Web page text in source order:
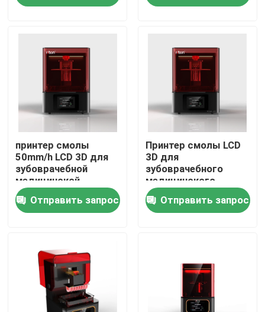
Продукция
О Компании
Наша фабрика
контроль качества
контактные данные
Новости
Принтер металла 3D лазера
Зубоврачебный принтер металла 3D
принтер смолы
50mm/h LCD 3D для
зубоврачебной
медицинской
автоматической
точности Leving
высокой
Отправить запрос
Принтер смолы LCD
3D для
зубоврачебного
медицинского
Biocompatible
высокого
разрешения
Отправить запрос